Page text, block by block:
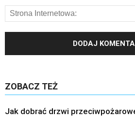
ZOBACZ TEŻ
Jak dobrać drzwi